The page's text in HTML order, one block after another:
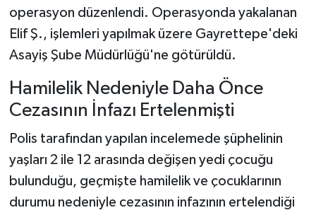
operasyon düzenlendi. Operasyonda yakalanan
Elif Ş., işlemleri yapılmak üzere Gayrettepe'deki
Asayiş Şube Müdürlüğü'ne götürüldü.
Hamilelik Nedeniyle Daha Önce
Cezasının İnfazı Ertelenmişti
Polis tarafından yapılan incelemede şüphelinin
yaşları 2 ile 12 arasında değişen yedi çocuğu
bulunduğu, geçmişte hamilelik ve çocuklarının
durumu nedeniyle cezasının infazının ertelendiği